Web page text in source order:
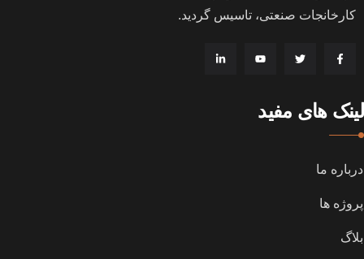
کارخانجات صنعتی، تاسیس گردید.
لینک های مفید
درباره ما
پروژه ها
بلاگ